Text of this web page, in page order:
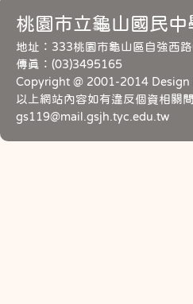
桃園市立龜山國民中
地址：333桃園市龜山區自強西
傳真：(03)3495165
Copyright @ 2001-2014 Design
以上網站內容如有違反個資相關
gs119@mail.gsjh.tyc.edu.tw